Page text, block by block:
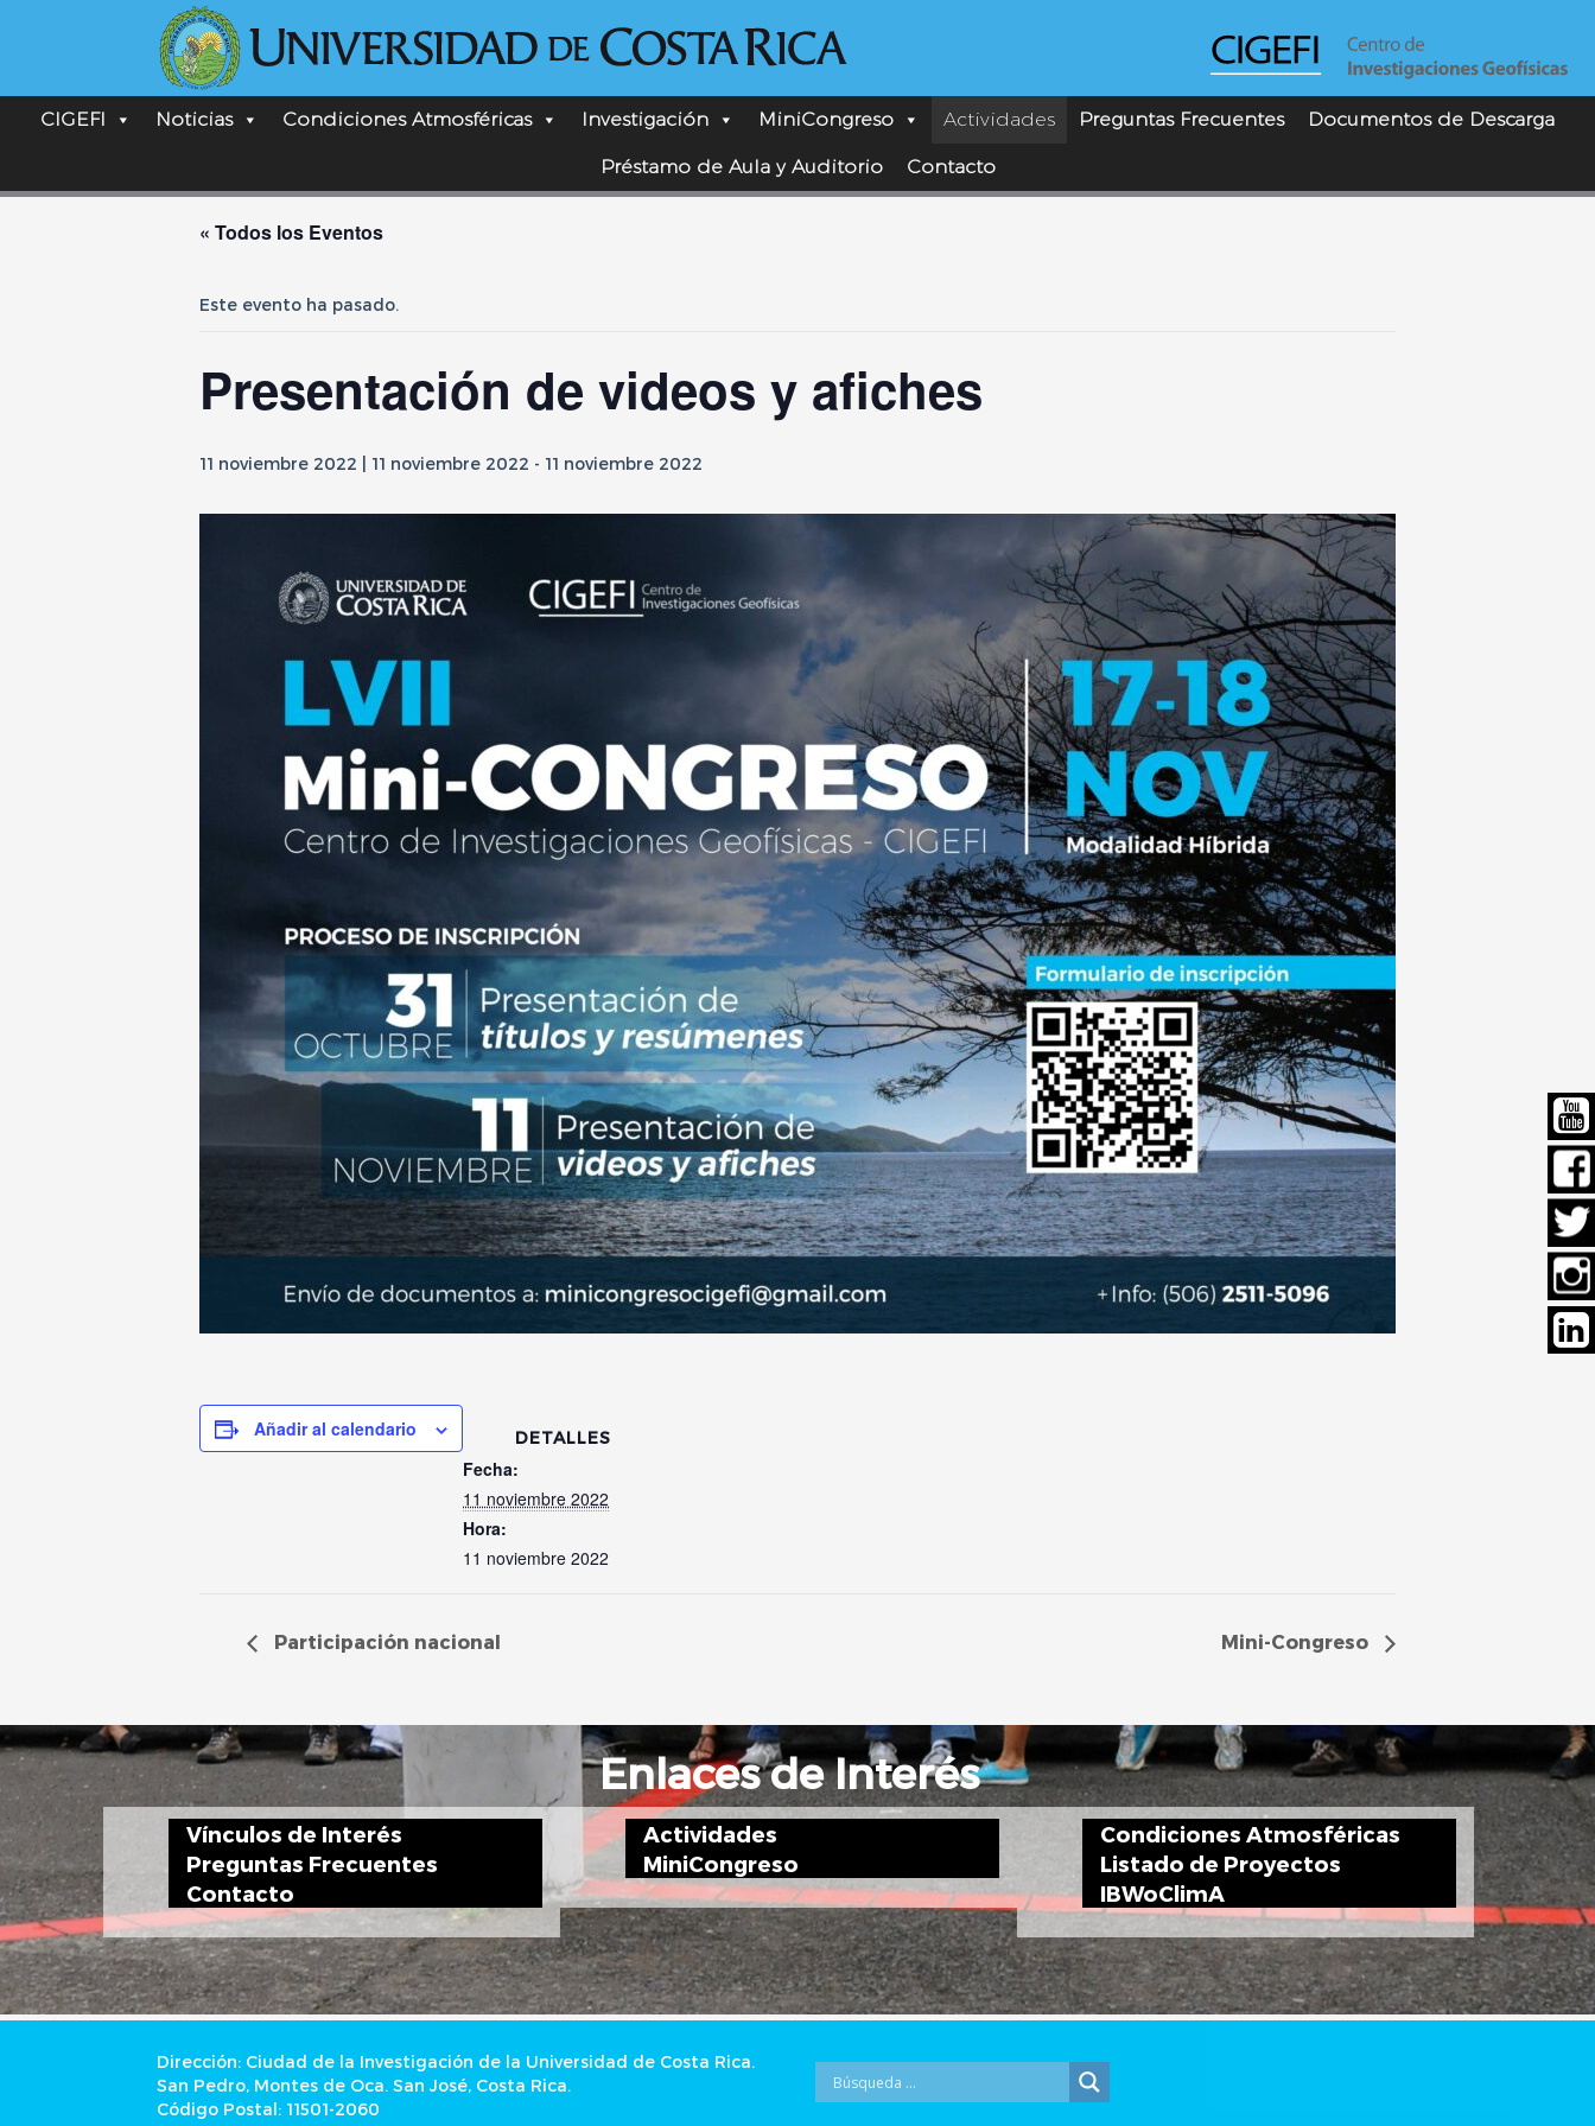
CIGEFI Noticias Condiciones Atmosféricas Investigación MiniCongreso Actividades Preguntas Frecuentes Documentos de Descarga
Préstamo de Aula y Auditorio Contacto
« Todos los Eventos
Este evento ha pasado.
Presentación de videos y afiches
11 noviembre 2022 | 11 noviembre 2022 - 11 noviembre 2022
Añadir al calendario DETALLES
Fecha:
11 noviembre 2022
Hora:
11 noviembre 2022
Participación nacional Mini-Congreso
Enlaces de Interés
Vínculos de Interés
Preguntas Frecuentes
Contacto
Actividades
MiniCongreso
Condiciones Atmosféricas
Listado de Proyectos
IBWoClimA
Dirección: Ciudad de la Investigación de la Universidad de Costa Rica.
San Pedro, Montes de Oca. San José, Costa Rica.
Código Postal: 11501-2060